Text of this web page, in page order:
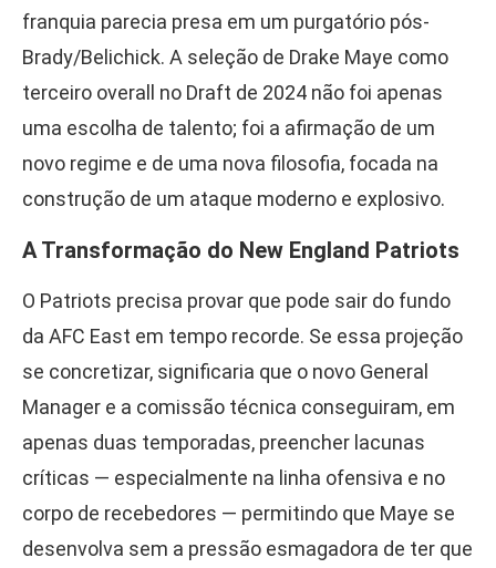
franquia parecia presa em um purgatório pós-
Brady/Belichick. A seleção de Drake Maye como
terceiro overall no Draft de 2024 não foi apenas
uma escolha de talento; foi a afirmação de um
novo regime e de uma nova filosofia, focada na
construção de um ataque moderno e explosivo.
A Transformação do New England Patriots
O Patriots precisa provar que pode sair do fundo
da AFC East em tempo recorde. Se essa projeção
se concretizar, significaria que o novo General
Manager e a comissão técnica conseguiram, em
apenas duas temporadas, preencher lacunas
críticas — especialmente na linha ofensiva e no
corpo de recebedores — permitindo que Maye se
desenvolva sem a pressão esmagadora de ter que